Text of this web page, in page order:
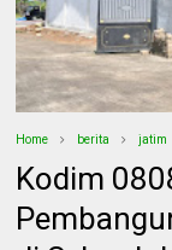
Home berita jatim
Kodim